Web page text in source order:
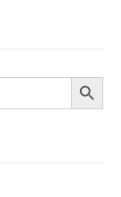
Botón de